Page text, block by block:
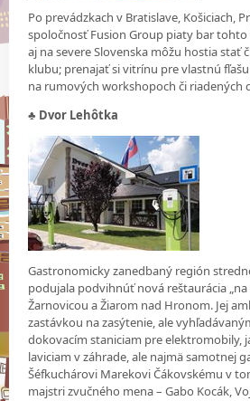
Po prevádzkach v Bratislave, Košiciach,
spoločnosť Fusion Group piaty bar tohto
aj na severe Slovenska môžu hostia stať
klubu; prenajať si vitrínu pre vlastnú
na rumových workshopoch či riadených
♣ Dvor Lehôtka
Gastronomicky zanedbaný región
podujala podvihnúť nová reštaurácia „na
Žarnovicou a Žiarom nad Hronom. Jej
zastávkou na zasýtenie, ale
dokovacím staniciam pre elektromobily,
laviciam v záhrade, ale najmä samotnej
Šéfkuchárovi Marekovi Čákovskému v
majstri zvučného mena – Gabo Kocák,